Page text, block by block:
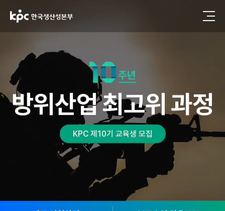
방위산업최고위 과정
KPC 제10기 교육생 모집